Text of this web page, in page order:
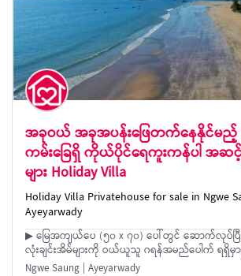
အခုဝယ် အခုအပန်းဖြေတက်နေနိုင်မည့်
ကမ်းခြေရှိ ကိုယ်ပိုင်ရေကူးကန်ပါ အဆင့်
များ Holiday Villa
Holiday Villa Privatehouse for sale in Ngwe
Ayeyarwady
▶ မြေအကျယ်ပေ (၅၀ x ၇၀) ပေါ်တွင် ဆောက်လုပ်ပ
လုံးချင်းအိမ်များကို ဝယ်ယူသူ ဂရန်အမည်ပေါက် ရရှိမှာဖ
Ngwe Saung | Ayeyarwady